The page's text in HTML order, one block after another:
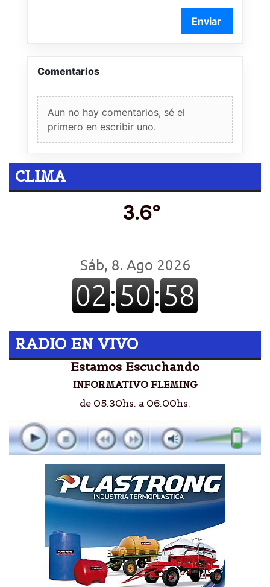
Enviar
Comentarios
Aun no hay comentarios, sé el
primero en escribir uno.
CLIMA
3.6º
RADIO EN VIVO
Estamos Escuchando
INFORMATIVO FLEMING
de 05.30hs. a 06.00hs.